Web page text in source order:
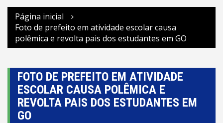
Página inicial
Foto de prefeito em atividade escolar causa
polêmica e revolta pais dos estudantes em GO
FOTO DE PREFEITO EM ATIVIDADE
ESCOLAR CAUSA POLÊMICA E
REVOLTA PAIS DOS ESTUDANTES EM
GO